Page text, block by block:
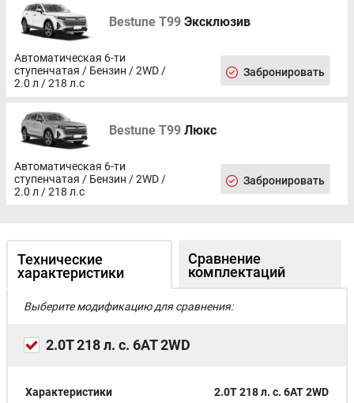
Bestune T99 Эксклюзив
Автоматическая 6-ти
ступенчатая / Бензин / 2WD /
2.0 л / 218 л.с
Забронировать
Bestune T99 Люкс
Автоматическая 6-ти
ступенчатая / Бензин / 2WD /
2.0 л / 218 л.с
Забронировать
Технические
характеристики
Сравнение
комплектаций
Выберите модификацию для сравнения:
2.0T 218 л. с. 6AT 2WD
Характеристики 2.0T 218 л. с. 6AT 2WD